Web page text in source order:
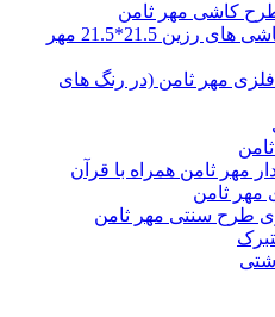
تابلوی طرح کاشی های رزین 21.5*21.5 مهر
مهر ثامن (در رنگ های
مهر ثامن همراه با قرآن
مهر ثامن
طرح سنتی مهر ثامن